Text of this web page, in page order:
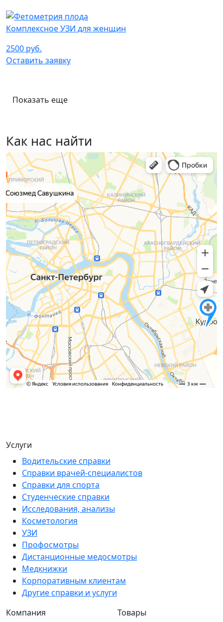
Комплексное УЗИ для женщин
2500 руб.
Оставить заявку
Показать еще
Как нас найти
Услуги
Водительские справки
Справки врачей-специалистов
Справки для спорта
Студенческие справки
Исследования, анализы
Косметология
УЗИ
Профосмотры
Дистанционные медосмотры
Медкнижки
Корпоративным клиентам
Другие справки и услуги
Компания
Товары